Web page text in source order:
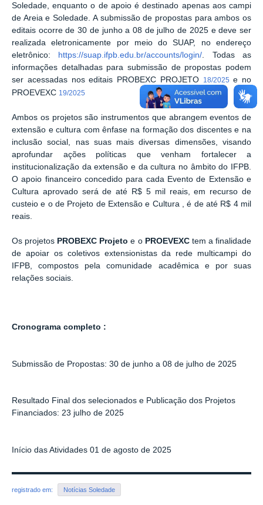
Soledade, enquanto o de apoio é destinado apenas aos campi
de Areia e Soledade. A submissão de propostas para ambos os
editais ocorre de 30 de junho a 08 de julho de 2025 e deve ser
realizada eletronicamente por meio do SUAP, no endereço
eletrônico:
https://suap.ifpb.edu.br/accounts/login/ . Todas as
informações detalhadas para submissão de propostas podem
ser acessadas nos editais PROBEXC PROJETO 18/2025 e no
PROEVEXC 19/2025
Ambos os projetos são instrumentos que abrangem eventos de
extensão e cultura com ênfase na formação dos discentes e na
inclusão social, nas suas mais diversas dimensões, visando
aprofundar ações políticas que venham fortalecer a
institucionalização da extensão e da cultura no âmbito do IFPB.
O apoio financeiro concedido para cada Evento de Extensão e
Cultura aprovado será de até R$ 5 mil reais, em recurso de
custeio e o de Projeto de Extensão e Cultura , é de até R$ 4 mil
reais.
Os projetos PROBEXC Projeto e o PROEVEXCtem a finalidade
de apoiar os coletivos extensionistas da rede multicampi do
IFPB, compostos pela comunidade acadêmica e por suas
relações sociais.
Cronograma completo :
Submissão de Propostas: 30 de junho a 08 de julho de 2025
Resultado Final dos selecionados e Publicação dos Projetos
Financiados: 23 julho de 2025
Início das Atividades 01 de agosto de 2025
registrado em: Notícias Soledade